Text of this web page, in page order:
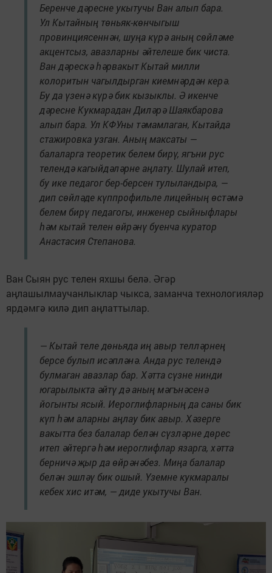
Беренче дәресне укытучы Ван алып бара.
Ул Кытайның төньяк-көнчыгыш
провинциясеннән, шуңа күрә аның сөйләме
акцентсыз, авазларны әйтелеше бик чиста.
Ван дәрескә һәрвакыт Кытай милли
колоритын чагылдырган киемнәрдән керә.
Бу да үзенә күрә бик кызыклы. Ә икенче
дәресне Кукмарадан Диләрә Шаякбарова
алып бара. Ул КФУны тәмамлаган, Кытайда
стажировка узган. Аның максаты —
балаларга теоретик белем бирү, ягъни рус
телендә кагыйдәләрне аңлату. Шулай итеп,
бу ике педагог бер-берсен тулыландыра, —
дип сөйләде күппрофильле лицейның өстәмә
белем бирү педагогы, инженер сыйныфлары
һәм кытай телен өйрәнү буенча куратор
Анастасия Степанова.
Ван Сыян рус телен яхшы белә. Әгәр
аңлашылмаучанлыклар чыкса, заманча технологияләр
ярдәмгә килә дип аңлаттылар.
— Кытай теле дөньяда иң авыр телләрнең
берсе булып исәпләнә. Анда рус телендә
булмаган авазлар бар. Хәтта сүзне нинди
югарылыкта әйтү дә аның мәгънәсенә
йогынты ясый. Иероглифларның да саны бик
күп һәм аларны аңлау бик авыр. Хәзерге
вакытта без балалар белән сүзләрне дөрес
итеп әйтергә һәм иероглифлар язарга, хәтта
берничә җыр да өйрәнәбез. Миңа балалар
белән эшләү бик ошый. Үземне кукмаралы
кебек хис итәм, — диде укытучы Ван.